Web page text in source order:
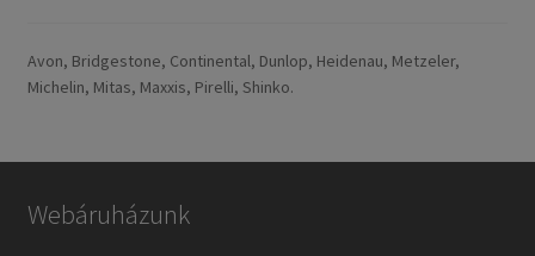
Avon, Bridgestone, Continental, Dunlop, Heidenau, Metzeler,
Michelin, Mitas, Maxxis, Pirelli, Shinko.
Webáruházunk